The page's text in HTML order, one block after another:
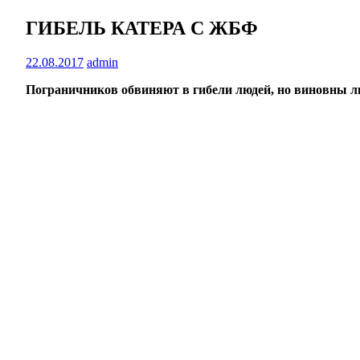
ГИБЕЛЬ КАТЕРА С ЖБФ
22.08.2017 admin
Пограничников обвиняют в гибели людей, но виновны